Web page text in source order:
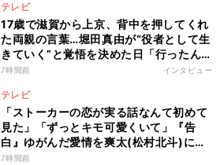
テレビ
17歳で滋賀から上京、背中を押してくれ
た両親の言葉…堀田真由が“役者として生
きていく”と覚悟を決めた日「行ったん
やったら、もう帰られへんな」
7時間前 インタビュー
テレビ
「ストーカーの恋が実る話なんて初めて
見た」「ずっとキモ可愛くいて」『告
白』ゆがんだ愛情を爽太(松村北斗)に向
ける視聴者の声
7時間前